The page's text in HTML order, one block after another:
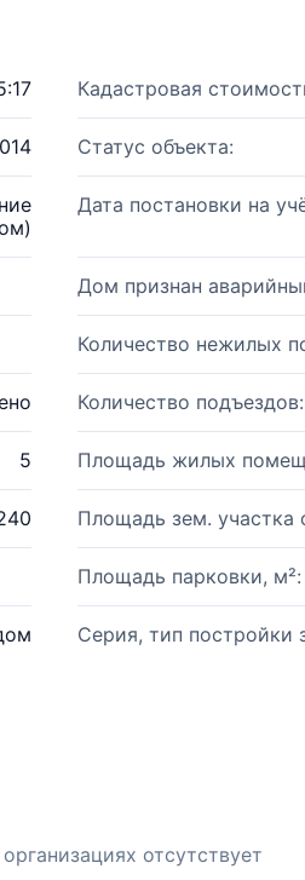
Кадастровая
Статус объекта:
Дата постановки на
Дом признан
Количество нежилых
Количество подъездов:
5 Площадь жилых
Площадь зем. участка
Площадь парковки, м²:
Серия, тип постройки
отсутствует